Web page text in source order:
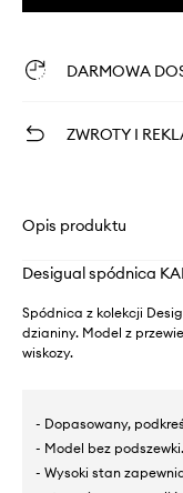
DARMOWA
ZWROTY I
Opis produktu
Desigual spódnica
Spódnica z kolekcji
dzianiny. Model z
wiskozy.
- Dopasowany,
- Model bez podszewki.
- Wysoki stan